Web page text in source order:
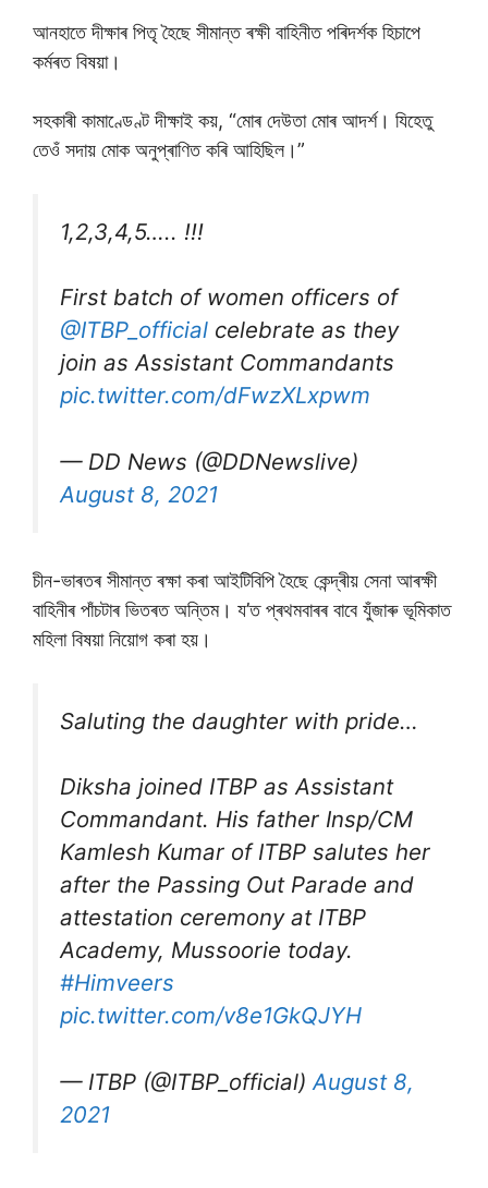
আনহাতে দীক্ষাৰ পিতৃ হৈছে সীমান্ত ৰক্ষী বাহিনীত পৰিদৰ্শক হিচাপে
কৰ্মৰত বিষয়া।
সহকাৰী কামাণ্ডেণ্ট দীক্ষাই কয়, “মোৰ দেউতা মোৰ আদৰ্শ। যিহেতু
তেওঁ সদায় মোক অনুপ্ৰাণিত কৰি আহিছিল।”
1,2,3,4,5….. !!!
First batch of women officers of
@ITBP_official celebrate as they
join as Assistant Commandants
pic.twitter.com/dFwzXLxpwm
— DD News (@DDNewslive)
August 8, 2021
চীন-ভাৰতৰ সীমান্ত ৰক্ষা কৰা আইটিবিপি হৈছে কেন্দ্ৰীয় সেনা আৰক্ষী
বাহিনীৰ পাঁচটাৰ ভিতৰত অন্তিম। য’ত প্ৰথমবাৰৰ বাবে যুঁজাৰু ভূমিকাত
মহিলা বিষয়া নিয়োগ কৰা হয়।
Saluting the daughter with pride…
Diksha joined ITBP as Assistant
Commandant. His father Insp/CM
Kamlesh Kumar of ITBP salutes her
after the Passing Out Parade and
attestation ceremony at ITBP
Academy, Mussoorie today.
#Himveers
pic.twitter.com/v8e1GkQJYH
— ITBP (@ITBP_official) August 8,
2021